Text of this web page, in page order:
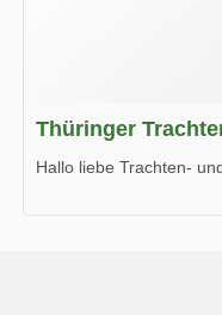
Thüringer
Hallo liebe Trachten-